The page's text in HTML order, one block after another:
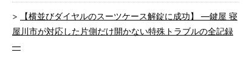
【横並びダイヤルのスーツケース解錠に成功】 ―鍵屋 寝
屋川市が対応した片側だけ開かない特殊トラブルの全記録
―